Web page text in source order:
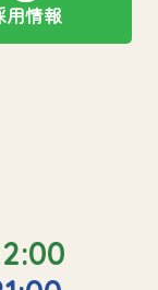
用情報